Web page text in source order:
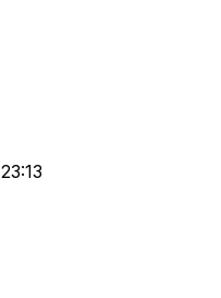
23:13